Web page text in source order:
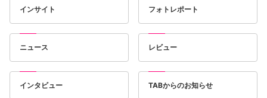
インサイト フォトレポート
ニュース レビュー
インタビュー TABからのお知らせ